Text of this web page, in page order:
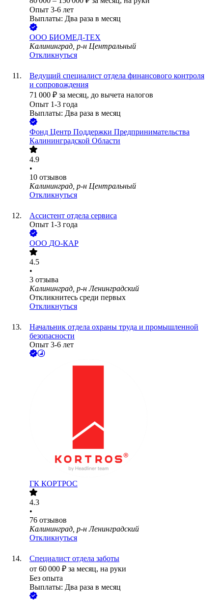
Опыт 3-6 лет
Выплаты: Два раза в месяц
ООО БИОМЕД-ТЕХ
Калининград, р-н Центральный
Откликнуться
Ведущий специалист отдела финансового контроля
и сопровождения
71 000 ₽ за месяц, до вычета налогов
Опыт 1-3 года
Выплаты: Два раза в месяц
Фонд Центр Поддержки Предпринимательства
Калининградской Области
4.9
•
10 отзывов
Калининград, р-н Центральный
Откликнуться
Ассистент отдела сервиса
Опыт 1-3 года
ООО ДО-КАР
4.5
•
3 отзыва
Калининград, р-н Ленинградский
Откликнитесь среди первых
Откликнуться
Начальник отдела охраны труда и промышленной
безопасности
Опыт 3-6 лет
ГК КОРТРОС
4.3
•
76 отзывов
Калининград, р-н Ленинградский
Откликнуться
Специалист отдела заботы
от 60 000 ₽ за месяц, на руки
Без опыта
Выплаты: Два раза в месяц